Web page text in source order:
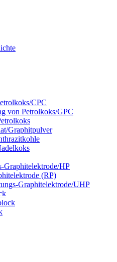
CPC
von Petrolkoks/GPC
Graphitpulver
Graphitelektrode/HP
(RP)
Graphitelektrode/UHP